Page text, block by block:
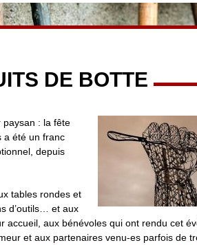
DE BOTTE
paysan : la fête
a été un franc
depuis
tables rondes et
d’outils… et aux
accueil, aux bénévoles qui ont rendu cet
et aux partenaires venu-es parfois de